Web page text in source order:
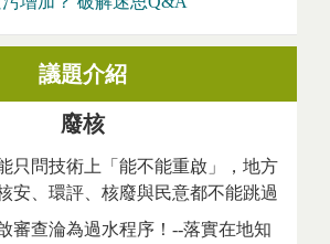
議題介紹
廢核
只問技術上「能不能重啟」，地方
安、環評、核廢與民意都不能跳過
審查淪為過水程序！--落實在地知